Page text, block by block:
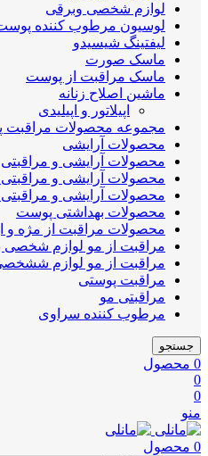
لوازم شخصی وبرقی
لوسیون مرطوب کننده
لیفتینگ شیسیدو
ماسک صورت
ماسک مراقبت از پوست
ماشین اصلاح زنانه
اپیلاتور و اپیلیدی
مجموعه محصولات مراقبت
محصولات آرایشی
محصولات آرایشی و مراقبتی
محصولات آرایشی و
محصولات آرایشی و
محصولات بهداشتی پوست
محصولات مراقبت از مژه و
مراقبت از مو لوازم شخصی
مراقبت از مو لوازم
مراقبت پوستی
مراقبتی مو
مرطوب کننده سراوی
جستجو
0 محصول
0
0
منو
0 محصول